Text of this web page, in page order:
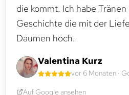
die kommt. Ich habe
Geschichte die mit der
Daumen hoch.
Valentina Kurz
vor 6 Monaten ·
Auf Google ansehen